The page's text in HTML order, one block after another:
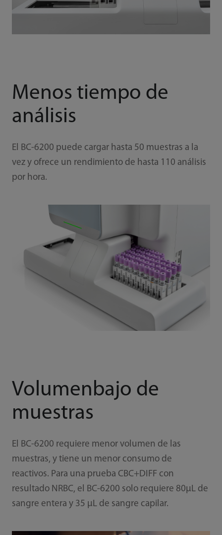
Menos tiempo de
análisis
El BC-6200 puede cargar hasta 50 muestras a la
vez y ofrece un rendimiento de hasta 110 análisis
por hora.
Volumenbajo de
muestras
El BC-6200 requiere menor volumen de las
muestras, y tiene un menor consumo de
reactivos. Para una prueba CBC+DIFF con
resultado NRBC, el BC-6200 solo requiere 80μL de
sangre entera y 35 μL de sangre capilar.